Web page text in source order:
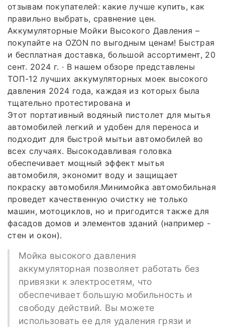
отзывам покупателей: какие лучше купить, как
правильно выбрать, сравнение цен.
Аккумуляторные Мойки Высокого Давления –
покупайте на OZON по выгодным ценам! Быстрая
и бесплатная доставка, большой ассортимент, 20
сент. 2024 г. · В нашем обзоре представлены
ТОП-12 лучших аккумуляторных моек высокого
давления 2024 года, каждая из которых была
тщательно протестирована и
Этот портативный водяный пистолет для мытья
автомобилей легкий и удобен для переноса и
подходит для быстрой мытьи автомобилей во
всех случаях. Высокодавливая головка
обеспечивает мощный эффект мытья
автомобиля, экономит воду и защищает
покраску автомобиля.Минимойка автомобильная
проведет качественную очистку не только
машин, мотоциклов, но и пригодится также для
фасадов домов и элементов зданий (например -
стен и окон).
Мойка высокого давления
аккумуляторная позволяет работать без
привязки к электросетям, что
обеспечивает большую мобильность и
свободу действий. Вы можете
использовать ее для удаления грязи и